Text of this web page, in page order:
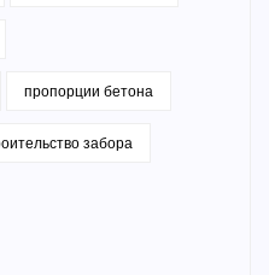
пропорции бетона
забора